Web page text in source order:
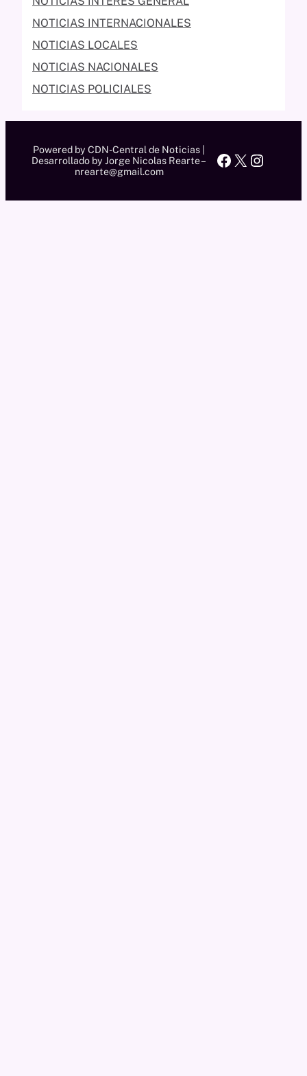
NOTICIAS INTERNACIONALES
NOTICIAS LOCALES
NOTICIAS NACIONALES
NOTICIAS POLICIALES
Powered by CDN-Central de Noticias |
Desarrollado by Jorge Nicolas Rearte –
nrearte@gmail.com
Facebook
X